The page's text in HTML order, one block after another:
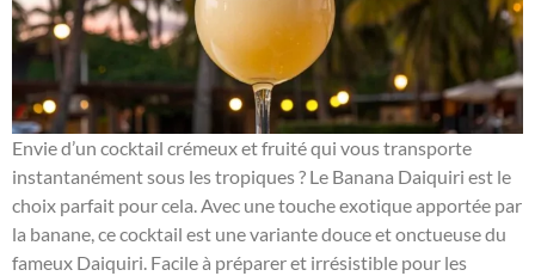
Envie d’un cocktail crémeux et fruité qui vous transporte
instantanément sous les tropiques ? Le Banana Daiquiri est le
choix parfait pour cela. Avec une touche exotique apportée par
la banane, ce cocktail est une variante douce et onctueuse du
fameux Daiquiri. Facile à préparer et irrésistible pour les